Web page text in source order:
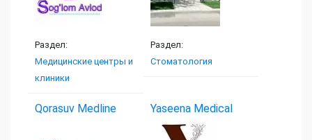
Раздел:
Медицинские центры и
клиники
Раздел:
Стоматология
Qorasuv Medline
Yaseena Medical
Clinic